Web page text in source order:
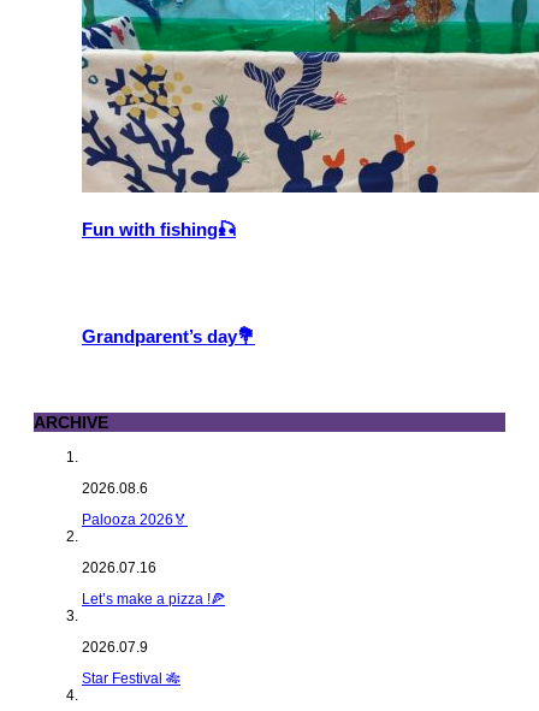
Fun with fishing🎣
Grandparent’s day💐
ARCHIVE
2026.08.6
Palooza 2026🏅
2026.07.16
Let’s make a pizza !🍕
2026.07.9
Star Festival 🎋